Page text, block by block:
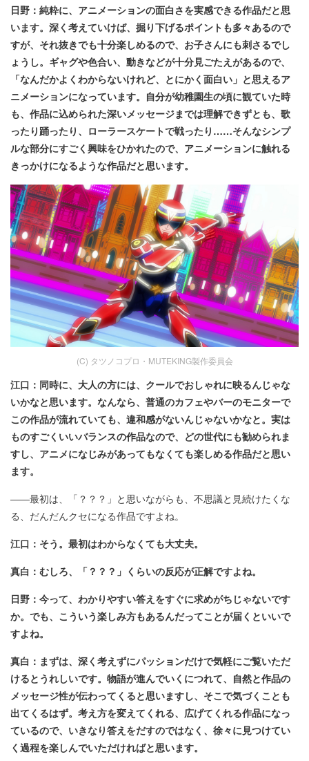
日野：純粋に、アニメーションの面白さを実感できる作品だと思
います。深く考えていけば、掘り下げるポイントも多々あるので
すが、それ抜きでも十分楽しめるので、お子さんにも刺さるでし
ょうし。ギャグや色合い、動きなどが十分見ごたえがあるので、
「なんだかよくわからないけれど、とにかく面白い」と思えるア
ニメーションになっています。自分が幼稚園生の頃に観ていた時
も、作品に込められた深いメッセージまでは理解できずとも、歌
ったり踊ったり、ローラースケートで戦ったり……そんなシンプ
ルな部分にすごく興味をひかれたので、アニメーションに触れる
きっかけになるような作品だと思います。
(C) タツノコプロ・MUTEKING製作委員会
江口：同時に、大人の方には、クールでおしゃれに映るんじゃな
いかなと思います。なんなら、普通のカフェやバーのモニターで
この作品が流れていても、違和感がないんじゃないかなと。実は
ものすごくいいバランスの作品なので、どの世代にも勧められま
すし、アニメになじみがあってもなくても楽しめる作品だと思い
ます。
――最初は、「？？？」と思いながらも、不思議と見続けたくな
る、だんだんクセになる作品ですよね。
江口：そう。最初はわからなくても大丈夫。
真白：むしろ、「？？？」くらいの反応が正解ですよね。
日野：今って、わかりやすい答えをすぐに求めがちじゃないです
か。でも、こういう楽しみ方もあるんだってことが届くといいで
すよね。
真白：まずは、深く考えずにパッションだけで気軽にご覧いただ
けるとうれしいです。物語が進んでいくにつれて、自然と作品の
メッセージ性が伝わってくると思いますし、そこで気づくことも
出てくるはず。考え方を変えてくれる、広げてくれる作品になっ
ているので、いきなり答えをだすのではなく、徐々に見つけてい
く過程を楽しんでいただければと思います。